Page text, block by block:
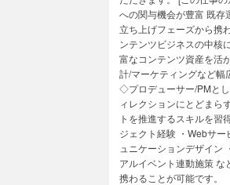
への関与機会が豊富 既存
立ち上げフェーズから携
ンテンツビジネスの中核
富なコンテンツ資産を活
計/マーケティングなど幅
◇プロデューサー/PMと
ィレクションにとどまら
トを推進するスキルを
ジェクト経験 ・Webサー
ュニケーションデザイン
アルイベント連動施策 な
携わることが可能です。